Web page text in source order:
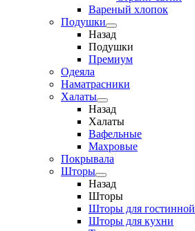
Вареный хлопок
Подушки
Назад
Подушки
Премиум
Одеяла
Наматрасники
Халаты
Назад
Халаты
Вафельные
Махровые
Покрывала
Шторы
Назад
Шторы
Шторы для гостинной
Шторы для кухни